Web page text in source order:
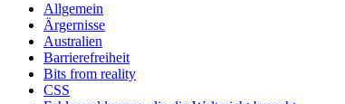
Allgemein
Ärgernisse
Australien
Barrierefreiheit
Bits from reality
CSS